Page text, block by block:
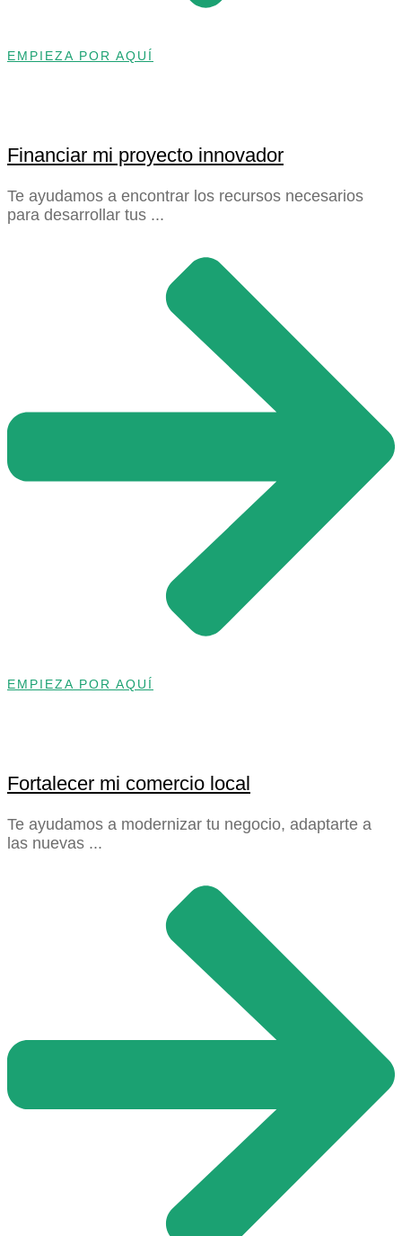
EMPIEZA POR AQUÍ
Financiar mi proyecto innovador
Te ayudamos a encontrar los recursos necesarios
para desarrollar tus ...
EMPIEZA POR AQUÍ
Fortalecer mi comercio local
Te ayudamos a modernizar tu negocio, adaptarte a
las nuevas ...